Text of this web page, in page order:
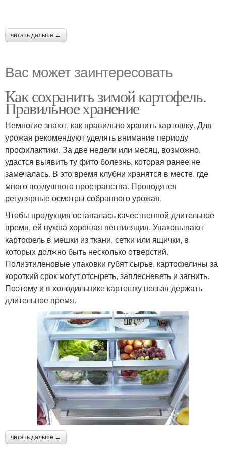
читать дальше →
Вас может заинтересовать
Как сохранить зимой картофель.
Правильное хранение
Немногие знают, как правильно хранить картошку. Для
урожая рекомендуют уделять внимание периоду
профилактики. За две недели или месяц, возможно,
удастся выявить ту фито болезнь, которая ранее не
замечалась. В это время клубни хранятся в месте, где
много воздушного пространства. Проводятся
регулярные осмотры собранного урожая.
Чтобы продукция оставалась качественной длительное
время, ей нужна хорошая вентиляция. Упаковывают
картофель в мешки из ткани, сетки или ящички, в
которых должно быть несколько отверстий.
Полиэтиленовые упаковки губят сырье, картофелины за
короткий срок могут отсыреть, заплесневеть и загнить.
Поэтому и в холодильнике картошку нельзя держать
длительное время.
читать дальше →